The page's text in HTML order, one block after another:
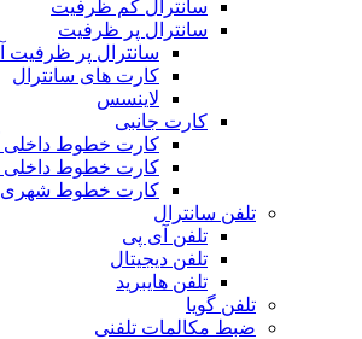
سانترال کم ظرفیت
سانترال پر ظرفیت
سانترال پر ظرفیت
کارت های سانترال
لاینسس
کارت جانبی
کارت خطوط داخلی
کارت خطوط داخلی
کارت خطوط شهری
تلفن سانترال
تلفن آی پی
تلفن دیجیتال
تلفن هایبرید
تلفن گویا
ضبط مکالمات تلفنی